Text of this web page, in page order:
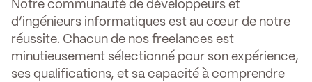
Notre communauté de développeurs et
d’ingénieurs informatiques est au cœur de notre
réussite. Chacun de nos freelances est
minutieusement sélectionné pour son expérience,
ses qualifications, et sa capacité à comprendre